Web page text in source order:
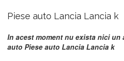
Piese auto Lancia Lancia k
In acest moment nu exista nici un
auto Piese auto Lancia Lancia k